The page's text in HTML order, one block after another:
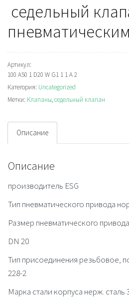
седельный
Артикул:
100 A50 1 D20 W G1 1 1 A 2
Категория: Uncategorized
Метки: Клапаны,седельный клапан
Описание
Описание
производитель ESG
Тип пневматического привода
Размер пневматического
DN 20
Тип присоединения резьбовое,
228-2
Марка стали корпуса нерж. сталь